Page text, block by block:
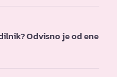
Odvisno je od ene